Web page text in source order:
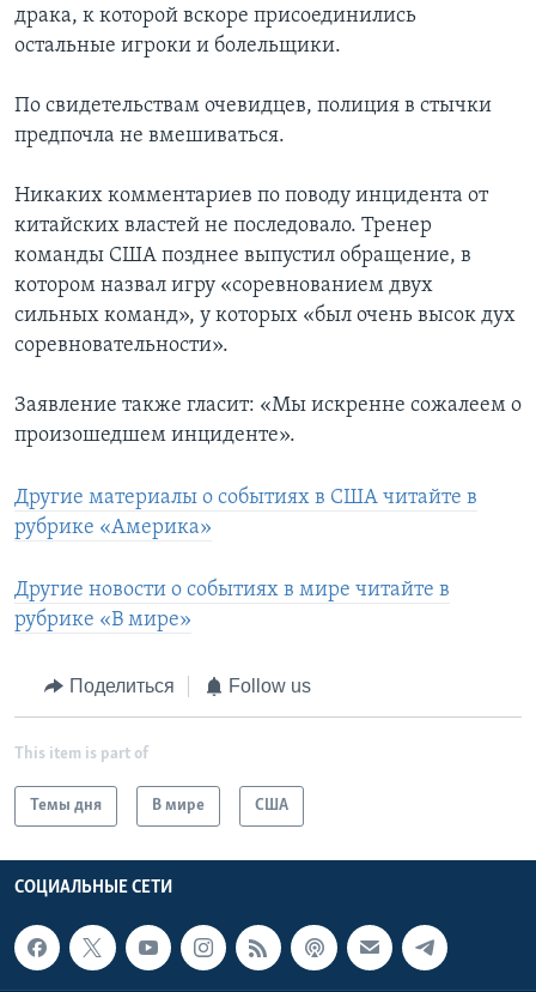
драка, к которой вскоре присоединились
остальные игроки и болельщики.
По свидетельствам очевидцев, полиция в стычки
предпочла не вмешиваться.
Никаких комментариев по поводу инцидента от
китайских властей не последовало. Тренер
команды США позднее выпустил обращение, в
котором назвал игру «соревнованием двух
сильных команд», у которых «был очень высок дух
соревновательности».
Заявление также гласит: «Мы искренне сожалеем о
произошедшем инциденте».
Другие материалы о событиях в США читайте в
рубрике «Америка»
Другие новости о событиях в мире читайте в
рубрике «В мире»
Поделиться Follow us
This item is part of
Темы дня В мире США
СОЦИАЛЬНЫЕ СЕТИ